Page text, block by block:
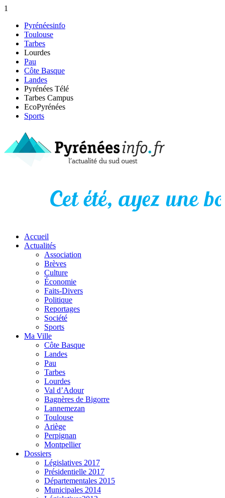
1
Pyrénéesinfo
Toulouse
Tarbes
Lourdes
Pau
Côte Basque
Landes
Pyrénées Télé
Tarbes Campus
EcoPyrénées
Sports
Accueil
Actualités
Association
Brèves
Culture
Économie
Faits-Divers
Politique
Reportages
Société
Sports
Ma Ville
Côte Basque
Landes
Pau
Tarbes
Lourdes
Val d’Adour
Bagnères de Bigorre
Lannemezan
Toulouse
Ariège
Perpignan
Montpellier
Dossiers
Législatives 2017
Présidentielle 2017
Départementales 2015
Municipales 2014